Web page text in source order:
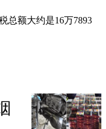
总额大约是16万7893